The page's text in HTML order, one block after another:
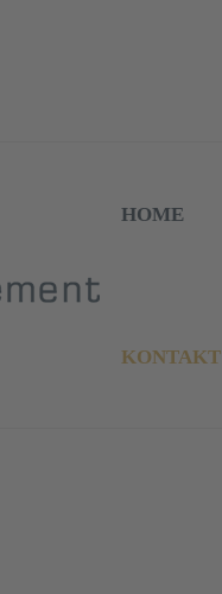
HOME
KONTAKT